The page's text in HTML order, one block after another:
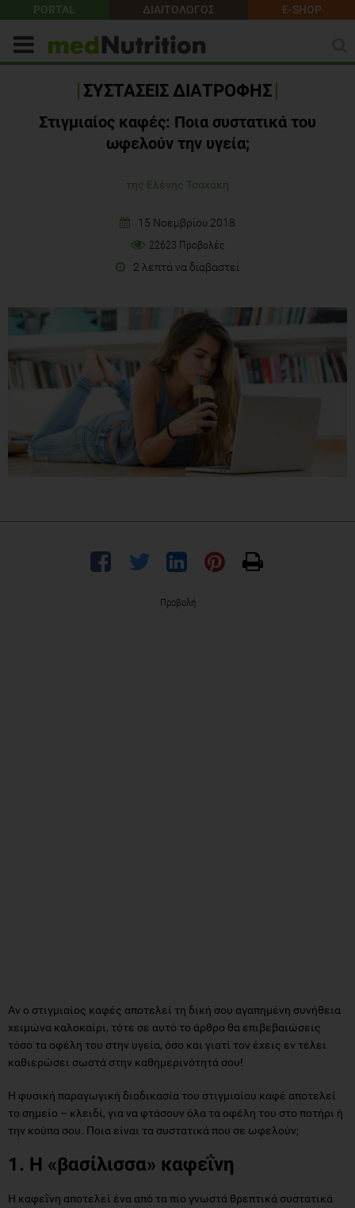
PORTAL ΔΙΑΙΤΟΛΟΓΟΣ E-SHOP
ΣΥΣΤΑΣΕΙΣ ΔΙΑΤΡΟΦΗΣ
Στιγμιαίος καφές: Ποια συστατικά του
ωφελούν την υγεία;
της Ελένης Τσαχάκη
15 Νοεμβρίου 2018
22623 Προβολές
2 λεπτά να διαβαστεί
Προβολή
Αν ο στιγμιαίος καφές αποτελεί τη δική σου αγαπημένη συνήθεια
χειμώνα καλοκαίρι, τότε σε αυτό το άρθρο θα επιβεβαιώσεις
τόσο τα οφέλη του στην υγεία, όσο και γιατί τον έχεις εν τέλει
καθιερώσει σωστά στην καθημερινότητά σου!
Η φυσική παραγωγική διαδικασία του στιγμιαίου καφέ αποτελεί
το σημείο – κλειδί, για να φτάσουν όλα τα οφέλη του στο ποτήρι ή
την κούπα σου. Ποια είναι τα συστατικά που σε ωφελούν;
1. Η «βασίλισσα» καφεΐνη
Η καφεΐνη αποτελεί ένα από τα πιο γνωστά θρεπτικά συστατικά